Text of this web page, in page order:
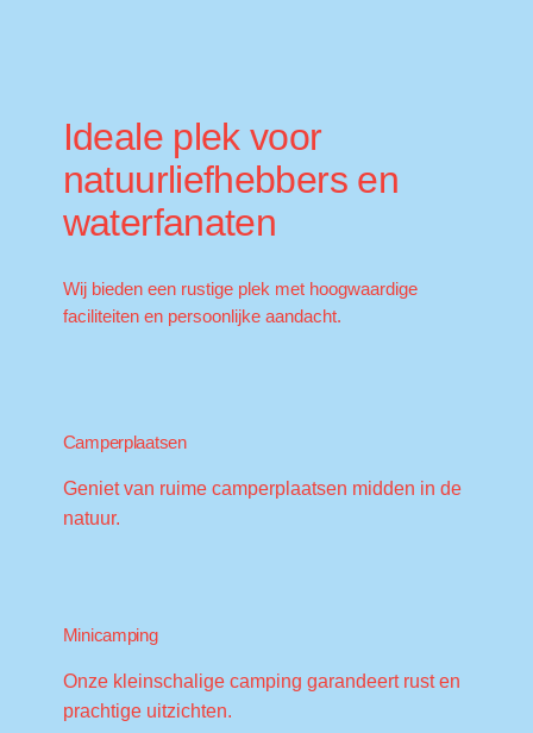
Ideale plek voor
natuurliefhebbers en
waterfanaten
Wij bieden een rustige plek met hoogwaardige
faciliteiten en persoonlijke aandacht.
Camperplaatsen
Geniet van ruime camperplaatsen midden in de
natuur.
Minicamping
Onze kleinschalige camping garandeert rust en
prachtige uitzichten.